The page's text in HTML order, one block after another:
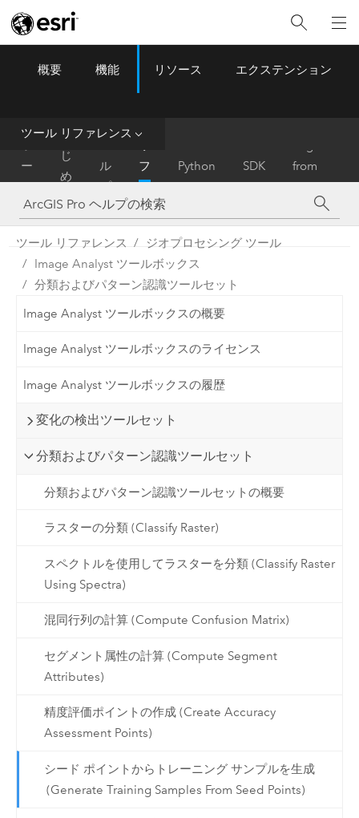
ArcGIS Pro Menu
概要 機能 リソース エクステンション
ツール リファレンス
ー
ム
は
じ
め
に
ル
プ
フ
ァ
レ
ン
ス
Python SDK
from
ArcMap
ツール リファレンス
ジオプロセシング ツール
Image Analyst ツールボックス
分類およびパターン認識ツールセット
Image Analyst ツールボックスの概要
Image Analyst ツールボックスのライセンス
Image Analyst ツールボックスの履歴
変化の検出ツールセット
分類およびパターン認識ツールセット
分類およびパターン認識ツールセットの概要
ラスターの分類 (Classify Raster)
スペクトルを使用してラスターを分類 (Classify Raster
Using Spectra)
混同行列の計算 (Compute Confusion Matrix)
セグメント属性の計算 (Compute Segment
Attributes)
精度評価ポイントの作成 (Create Accuracy
Assessment Points)
シード ポイントからトレーニング サンプルを生成
(Generate Training Samples From Seed Points)